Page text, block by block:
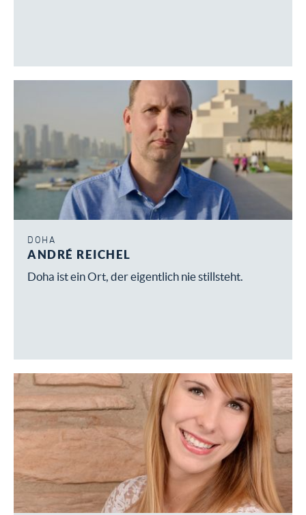
DOHA
ANDRÉ REICHEL
Doha ist ein Ort, der eigentlich nie stillsteht.